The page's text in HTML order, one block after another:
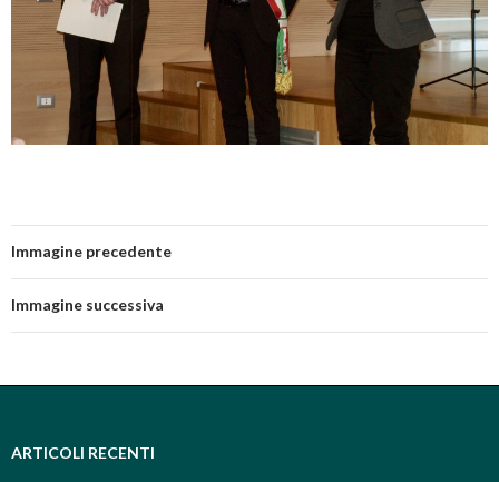
Immagine precedente
Immagine successiva
ARTICOLI RECENTI